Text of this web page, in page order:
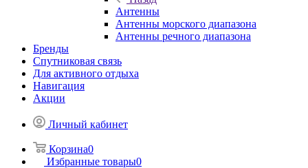
Антенны
Антенны морского диапазона
Антенны речного диапазона
Бренды
Спутниковая связь
Для активного отдыха
Навигация
Акции
Личный кабинет
Корзина0
Избранные товары0